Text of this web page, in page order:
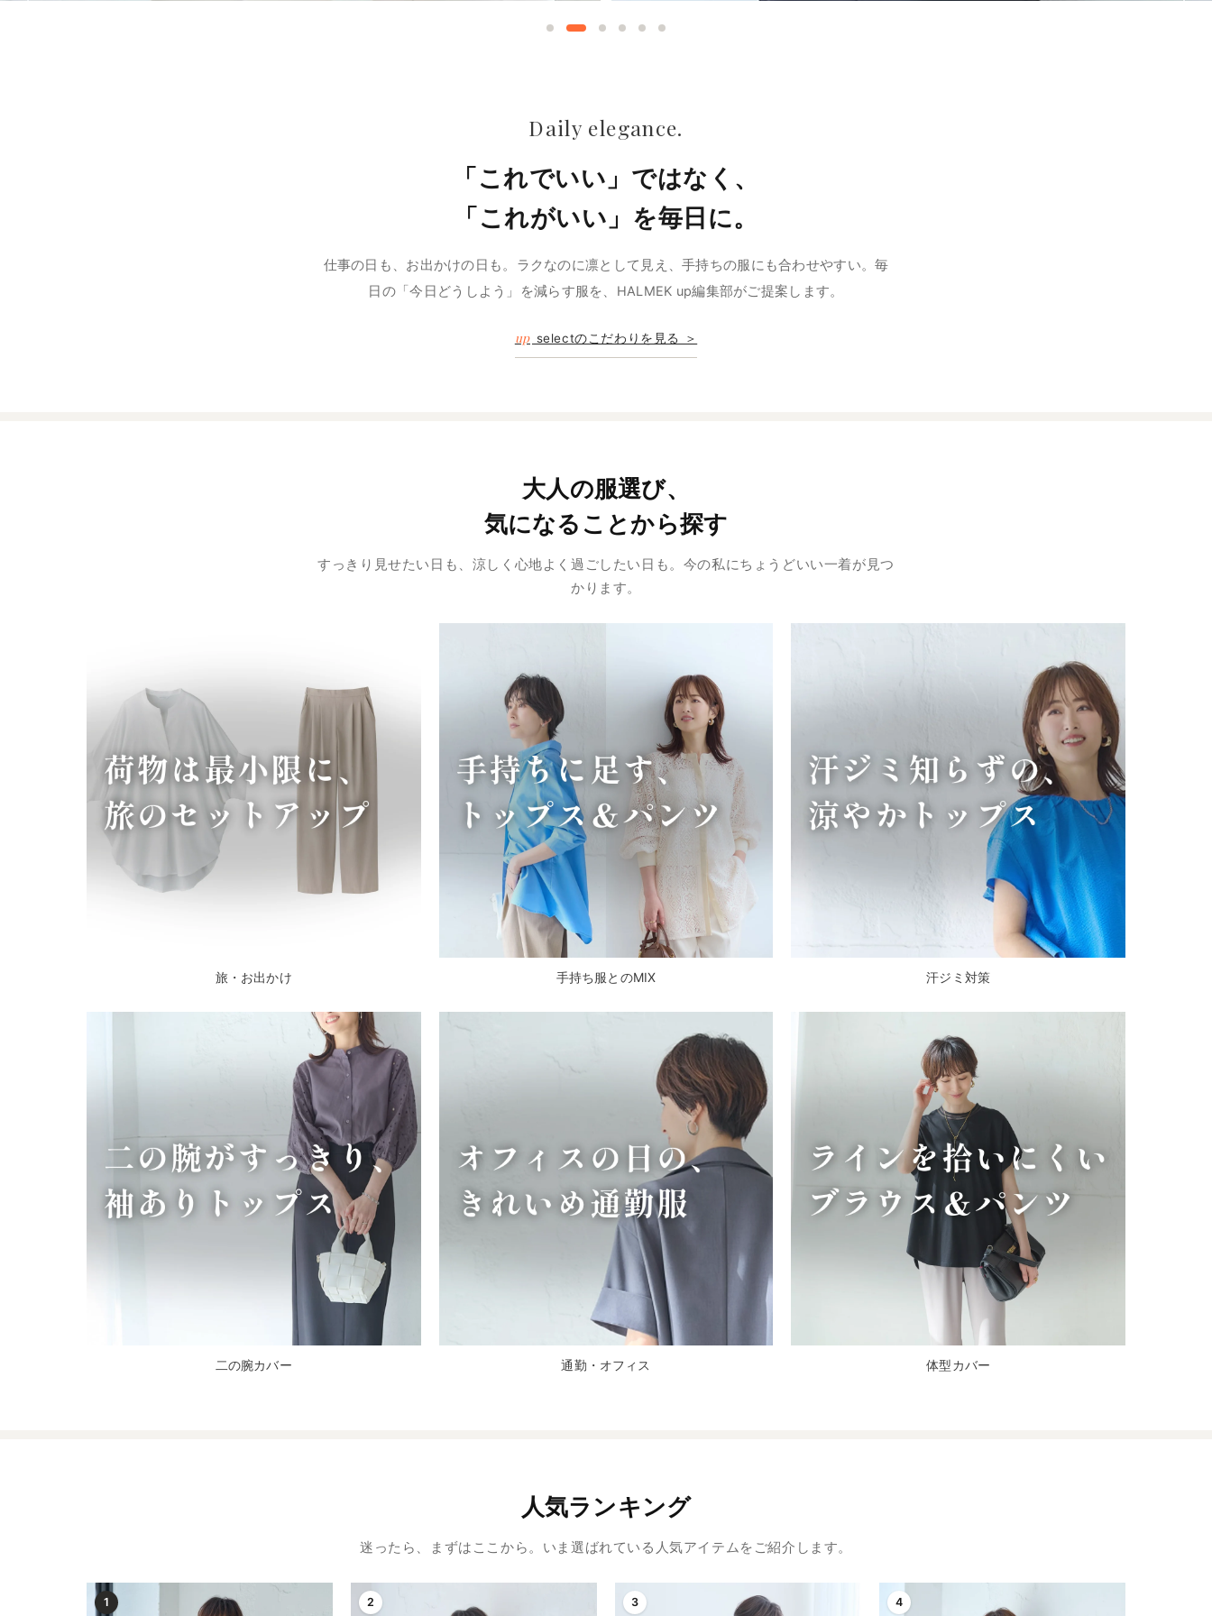
Daily elegance.
「これでいい」ではなく、
「これがいい」を毎日に。
仕事の日も、お出かけの日も。ラクなのに凛として見え、手持ちの服にも合わせやすい。毎
日の「今日どうしよう」を減らす服を、HALMEK up編集部がご提案します。
up selectのこだわりを見る ＞
大人の服選び、
気になることから探す
すっきり見せたい日も、涼しく心地よく過ごしたい日も。今の私にちょうどいい一着が見つ
かります。
旅・お出かけ 手持ち服とのMIX 汗ジミ対策
二の腕カバー 通勤・オフィス 体型カバー
人気ランキング
迷ったら、まずはここから。いま選ばれている人気アイテムをご紹介します。
1 2 3 4